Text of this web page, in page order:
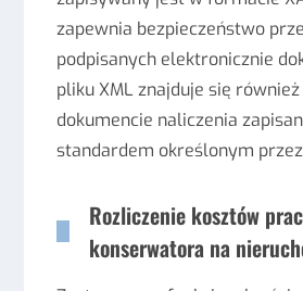
zapewnia bezpieczeństwo
podpisanych elektronicznie
pliku XML znajduje się
dokumencie naliczenia
standardem określonym
Rozliczenie kosztów
konserwatora na